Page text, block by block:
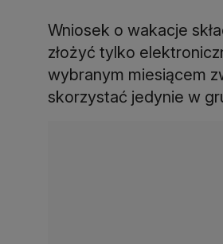
Wniosek o wakacje
złożyć tylko
wybranym miesiącem
skorzystać jedynie w